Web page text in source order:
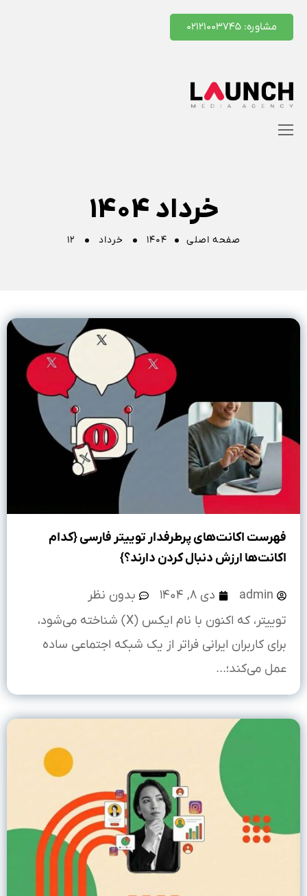
مشاوره: ۰۲۱۲۱۰۰۳۷۴۵
خرداد ۱۴۰۴
صفحه اصلی ۱۴۰۴ خرداد ۱۲
فهرست اکانت‌های پرطرفدار توییتر فارسی {کدام
اکانت‌ها ارزش دنبال کردن دارند؟}
admin دی ۸, ۱۴۰۴
بدون نظر
توییتر، که اکنون با نام ایکس (X) شناخته می‌شود،
برای کاربران ایرانی فراتر از یک شبکه اجتماعی ساده
عمل می‌کند؛...